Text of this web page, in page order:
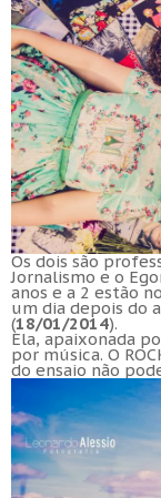
Os dois são
Jornalismo e o
anos e a 2 estão
um dia depois do
(18/01/2014).
Ela, apaixonada
por música. O
do ensaio não